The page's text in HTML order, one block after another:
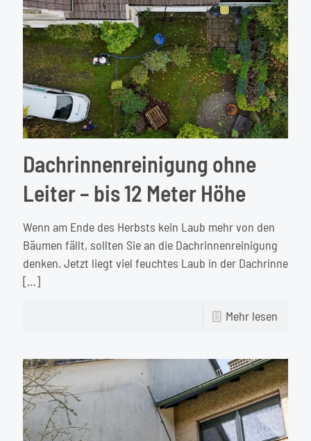
sie
so
ist
Dachrinnenreinigung ohne
Leiter – bis 12 Meter Höhe
Wenn am Ende des Herbsts kein Laub mehr von den
Bäumen fällt, sollten Sie an die Dachrinnenreinigung
denken. Jetzt liegt viel feuchtes Laub in der Dachrinne
[…]
Mehr lesen
ohne
Leiter
–
bis